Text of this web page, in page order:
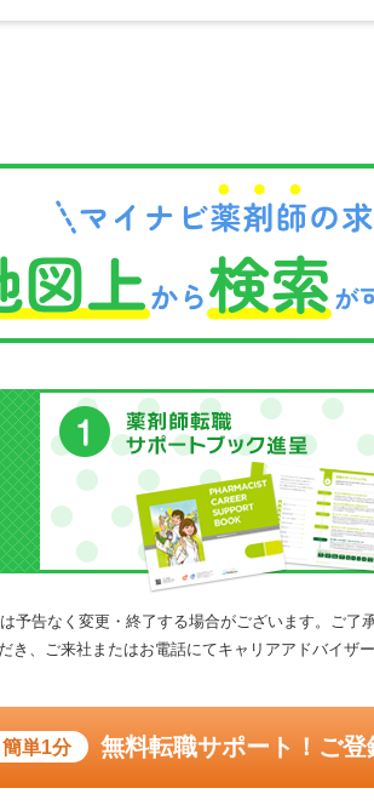
予告なく変更・終了する場合がございます。ご了承
、ご来社またはお電話にてキャリアアドバイザ
簡単1分 無料転職サポート！ご登